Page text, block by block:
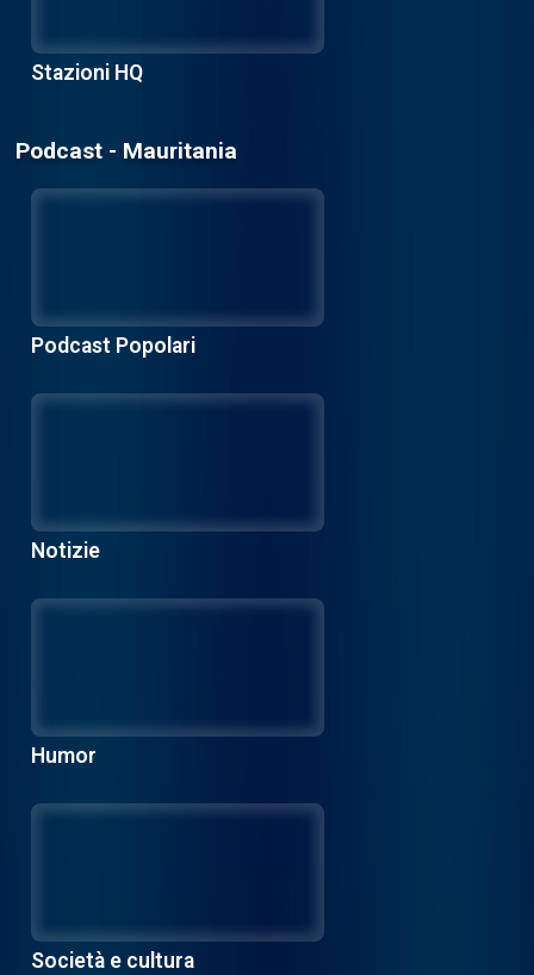
Stazioni HQ
Podcast - Mauritania
Podcast Popolari
Notizie
Humor
Società e cultura